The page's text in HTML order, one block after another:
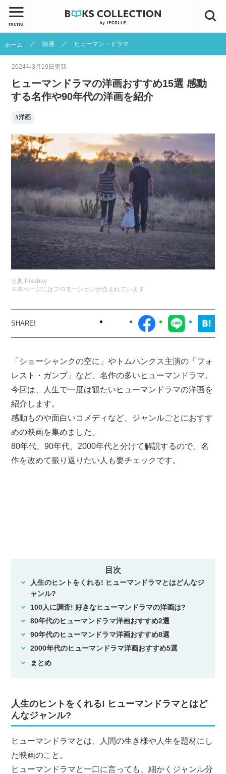
menu
ホーム 映画 ヒューマン・ドラマ
2024年3月19日更新
ヒューマンドラマの洋画おすすめ15選 感動
する名作や90年代の洋画を紹介
#洋画
出典: Pixabay
※本ページにはプロモーションが含まれています
「ショーシャンクの空に」やトムハンクス主演の「フォ
レスト・ガンプ」など、名作の多いヒューマンドラマ。
今回は、人生で一度は観たいヒューマンドラマの洋画を
紹介します。
感動ものや面白いコメディなど、ジャンルごとにおすす
めの映画を集めました。
80年代、90年代、2000年代と分けて解説するので、名
作を改めて振り返りたい人も要チェックです。
目次
人生のヒントをくれる! ヒューマンドラマとはどんなジ
ャンル?
100人に調査! 好きなヒューマンドラマの洋画は?
80年代のヒューマンドラマ洋画おすすめ2選
90年代のヒューマンドラマ洋画おすすめ8選
2000年代のヒューマンドラマ洋画おすすめ5選
まとめ
人生のヒントをくれる! ヒューマンドラマとはど
んなジャンル?
ヒューマンドラマとは、人間の生き様や人生を題材にし
た映画のこと。
ヒューマンドラマと一口に言っても、細かくジャンル分